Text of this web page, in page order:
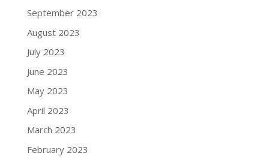
September 2023
August 2023
July 2023
June 2023
May 2023
April 2023
March 2023
February 2023